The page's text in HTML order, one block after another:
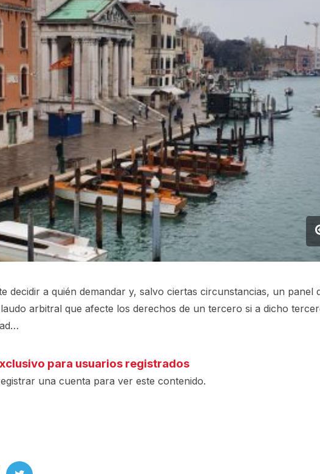
decidir a quién demandar y, salvo ciertas circunstancias, un panel
arbitral que afecte los derechos de un tercero si a dicho
para usuarios registrados
una cuenta para ver este contenido.